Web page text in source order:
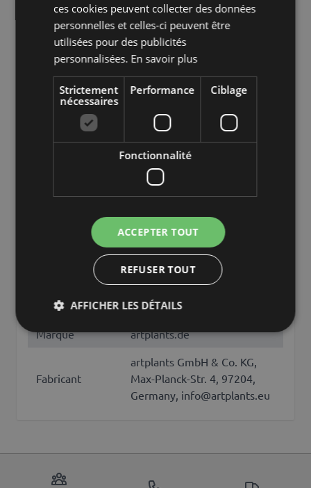
Nom de
produit
ENYO
Type de
graminée
Type de
spécifique
Zuckerrohr
seulement des brins d'herbe
pot d'intérieur
Vert
Longueur (cm)
210
autres noms
canne à sucre, saccharum
officinarum, canna à sucre
Marque
artplants.de
Fabricant
artplants GmbH & Co. KG,
Max-Planck-Str. 4, 97204,
Germany, info@artplants.eu
ces cookies peuvent collecter des données
personnelles et celles-ci peuvent être
utilisées pour des publicités
personnalisées. En savoir plus
Strictement
nécessaires
Performance Ciblage
Fonctionnalité
ACCEPTER TOUT
REFUSER TOUT
AFFICHER LES DÉTAILS